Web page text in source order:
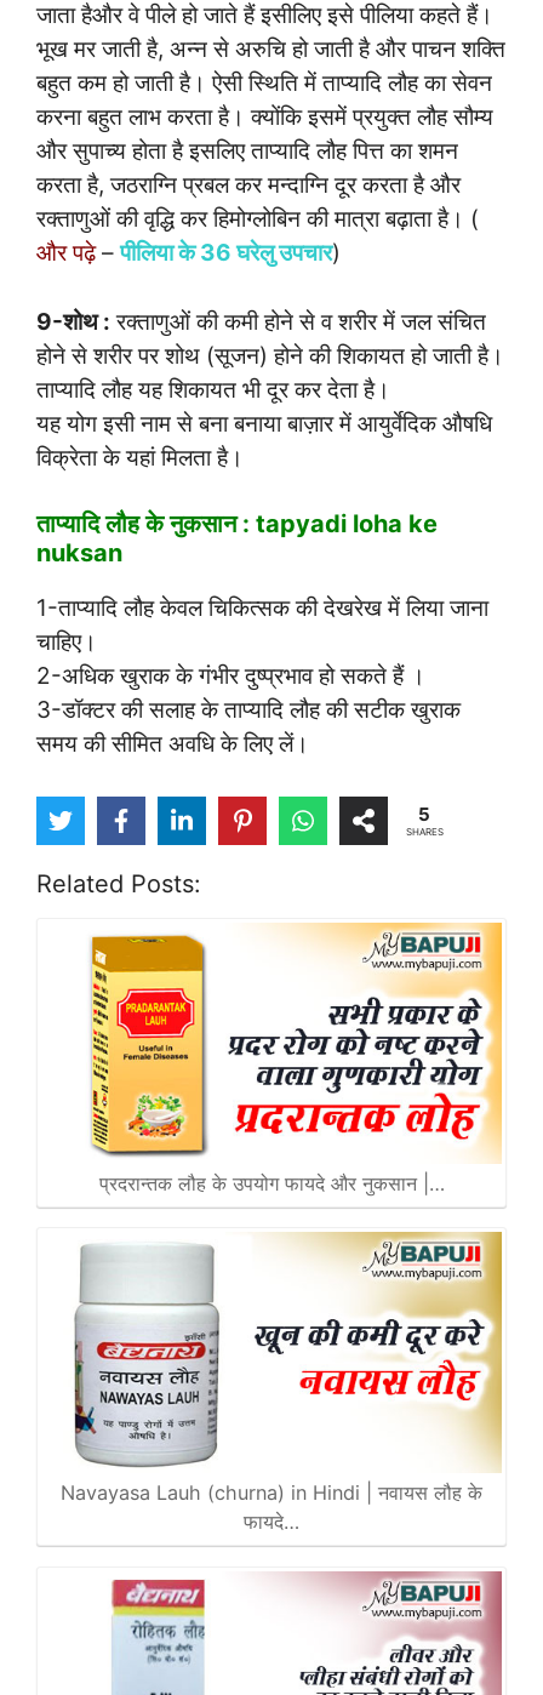
जाता हैऔर वे पीले हो जाते हैं इसीलिए इसे पीलिया कहते हैं।
भूख मर जाती है, अन्न से अरुचि हो जाती है और पाचन शक्ति
बहुत कम हो जाती है। ऐसी स्थिति में ताप्यादि लौह का सेवन
करना बहुत लाभ करता है। क्योंकि इसमें प्रयुक्त लौह सौम्य
और सुपाच्य होता है इसलिए ताप्यादि लौह पित्त का शमन
करता है, जठराग्नि प्रबल कर मन्दाग्नि दूर करता है और
रक्ताणुओं की वृद्धि कर हिमोग्लोबिन की मात्रा बढ़ाता है। (
और पढ़े–पीलिया के 36 घरेलु उपचार)
9-शोथ : रक्ताणुओं की कमी होने से व शरीर में जल संचित
होने से शरीर पर शोथ (सूजन) होने की शिकायत हो जाती है।
ताप्यादि लौह यह शिकायत भी दूर कर देता है।
यह योग इसी नाम से बना बनाया बाज़ार में आयुर्वेदिक औषधि
विक्रेता के यहां मिलता है।
ताप्यादि लौह के नुकसान : tapyadi loha ke
nuksan
1-ताप्यादि लौह केवल चिकित्सक की देखरेख में लिया जाना
चाहिए।
2-अधिक खुराक के गंभीर दुष्प्रभाव हो सकते हैं ।
3-डॉक्टर की सलाह के ताप्यादि लौह की सटीक खुराक
समय की सीमित अवधि के लिए लें।
5
SHARES
Related Posts:
प्रदरान्तक लौह के उपयोग फायदे और नुकसान |…
Navayasa Lauh (churna) in Hindi | नवायस लौह के
फायदे…